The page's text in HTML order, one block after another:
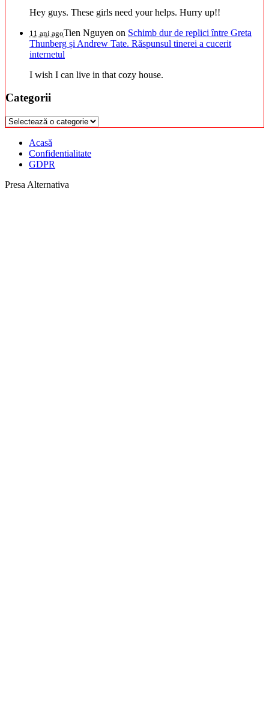
Hey guys. These girls need your helps. Hurry up!!
11 ani agoTien Nguyen on Schimb dur de replici între Greta
Thunberg și Andrew Tate. Răspunsul tinerei a cucerit
internetul
I wish I can live in that cozy house.
Categorii
Categorii
Acasă
Confidentialitate
GDPR
Presa Alternativa